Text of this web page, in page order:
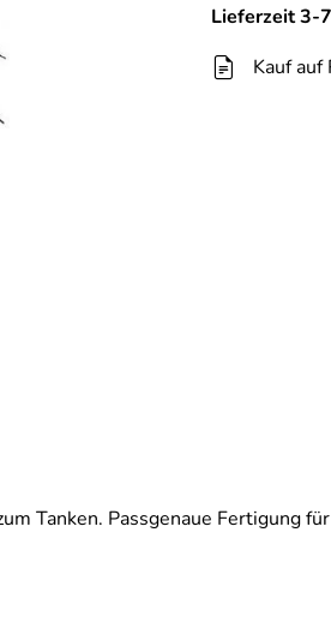
Lieferzeit 3-
Kauf auf
Tanken. Passgenaue Fertigung